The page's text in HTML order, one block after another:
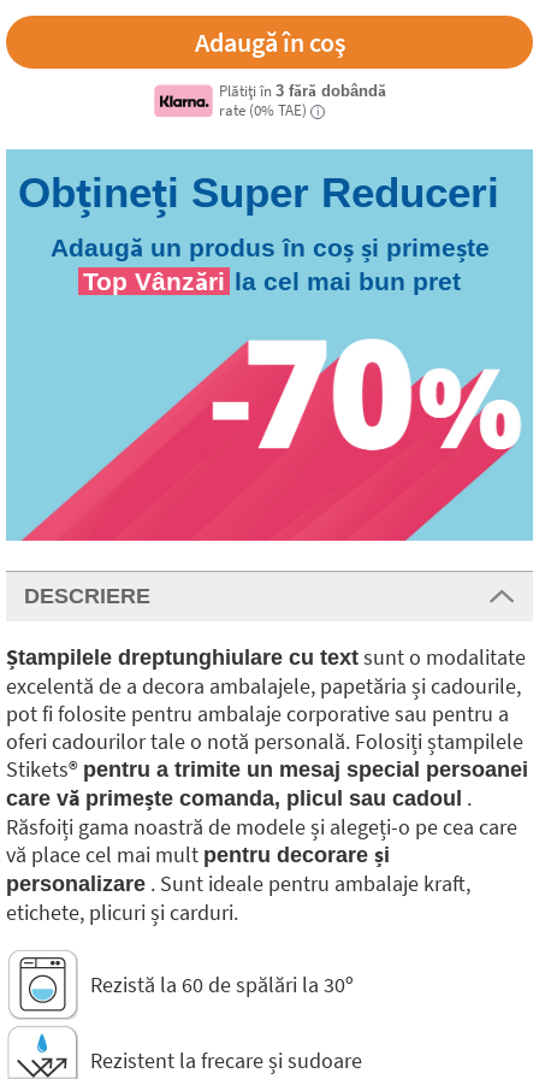
Plătiți în 3 fără dobândă
rate (0% TAE) i
Adaugă un produs în coș și primește
Top Vânzări la cel mai bun pret
DESCRIERE
Ștampilele dreptunghiulare cu text sunt o modalitate
excelentă de a decora ambalajele, papetăria și cadourile,
pot fi folosite pentru ambalaje corporative sau pentru a
oferi cadourilor tale o notă personală. Folosiți ștampilele
Stikets®️ pentru a trimite un mesaj special persoanei
care vă primește comanda, plicul sau cadoul .
Răsfoiți gama noastră de modele și alegeți-o pe cea care
vă place cel mai mult pentru decorare și
personalizare . Sunt ideale pentru ambalaje kraft,
etichete, plicuri și carduri.
Rezistă la 60 de spălări la 30º
Rezistent la frecare și sudoare